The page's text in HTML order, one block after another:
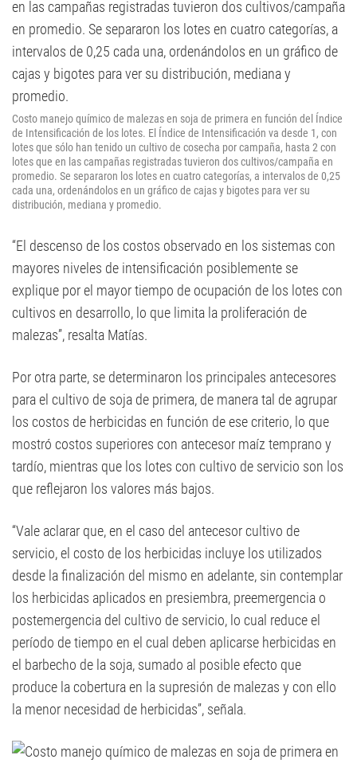
Costo manejo químico de malezas en soja de primera en función del Índice
de Intensificación de los lotes. El Índice de Intensificación va desde 1, con
lotes que sólo han tenido un cultivo de cosecha por campaña, hasta 2 con
lotes que en las campañas registradas tuvieron dos cultivos/campaña en
promedio. Se separaron los lotes en cuatro categorías, a intervalos de 0,25
cada una, ordenándolos en un gráfico de cajas y bigotes para ver su
distribución, mediana y promedio.
“El descenso de los costos observado en los sistemas con
mayores niveles de intensificación posiblemente se
explique por el mayor tiempo de ocupación de los lotes con
cultivos en desarrollo, lo que limita la proliferación de
malezas”, resalta Matías.
Por otra parte, se determinaron los principales antecesores
para el cultivo de soja de primera, de manera tal de agrupar
los costos de herbicidas en función de ese criterio, lo que
mostró costos superiores con antecesor maíz temprano y
tardío, mientras que los lotes con cultivo de servicio son los
que reflejaron los valores más bajos.
“Vale aclarar que, en el caso del antecesor cultivo de
servicio, el costo de los herbicidas incluye los utilizados
desde la finalización del mismo en adelante, sin contemplar
los herbicidas aplicados en presiembra, preemergencia o
postemergencia del cultivo de servicio, lo cual reduce el
período de tiempo en el cual deben aplicarse herbicidas en
el barbecho de la soja, sumado al posible efecto que
produce la cobertura en la supresión de malezas y con ello
la menor necesidad de herbicidas”, señala.